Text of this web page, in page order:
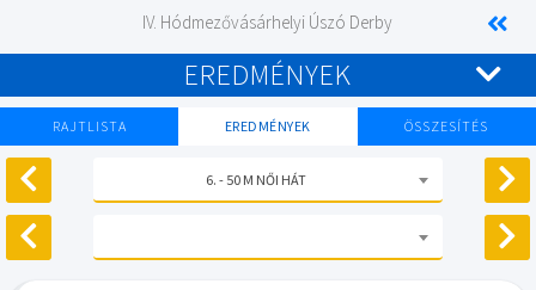
IV. Hódmezővásárhelyi Úszó Derby
EREDMÉNYEK
RAJTLISTA EREDMÉNYEK ÖSSZESÍTÉS
6. - 50 M NŐI HÁT